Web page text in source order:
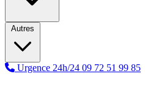
Autres
Urgence 24h/24 09 72 51 99 85